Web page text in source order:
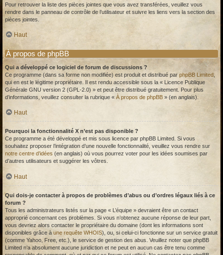
Pour retrouver la liste des pièces jointes que vous avez transférées, veuillez vous
rendre dans le panneau de contrôle de l’utilisateur et suivre les liens vers la section des
pièces jointes.
Haut
À propos de phpBB
Qui a développé ce logiciel de forum de discussions ?
Ce programme (dans sa forme non modifiée) est produit et distribué par phpBB Limited
qui en est le légitime propriétaire. Il est rendu accessible sous la « Licence Publique
Générale GNU version 2 (GPL-2.0) » et peut être distribué gratuitement. Pour plus
d’informations, veuillez consulter la rubrique « À propos de phpBB » (en anglais).
Haut
Pourquoi la fonctionnalité X n’est pas disponible ?
Ce programme a été développé et mis sous licence par phpBB Limited. Si vous
souhaitez proposer l’intégration d’une nouvelle fonctionnalité, veuillez vous rendre sur
notre centre d’idées (en anglais) où vous pourrez voter pour les idées soumises par
d’autres utilisateurs et suggérer les vôtres.
Haut
Qui dois-je contacter à propos de problèmes d’abus ou d’ordres légaux liés à ce
forum ?
Tous les administrateurs listés sur la page « L’équipe » devraient être un contact
approprié concernant ces problèmes. Si vous n’obtenez aucune réponse de leur part,
vous devriez alors contacter le propriétaire du domaine (dont les informations sont
disponibles grâce à une requête WHOIS), ou, si celui-ci fonctionne sur un service gratuit
(comme Yahoo, Free, etc.), le service de gestion des abus. Veuillez noter que phpBB
Limited n’a absolument aucune juridiction et ne peut en aucun cas être tenu comme